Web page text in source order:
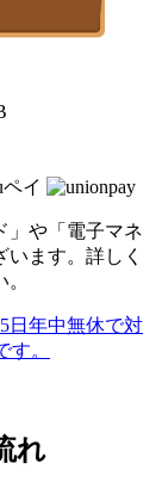
」や「電子マネ
ます。詳しく
れ